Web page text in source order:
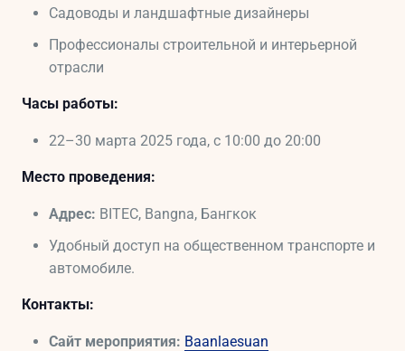
Садоводы и ландшафтные дизайнеры
Профессионалы строительной и интерьерной
отрасли
Часы работы:
22–30 марта 2025 года, с 10:00 до 20:00
Место проведения:
Адрес: BITEC, Bangna, Бангкок
Удобный доступ на общественном транспорте и
автомобиле.
Контакты:
Сайт мероприятия: Baanlaesuan